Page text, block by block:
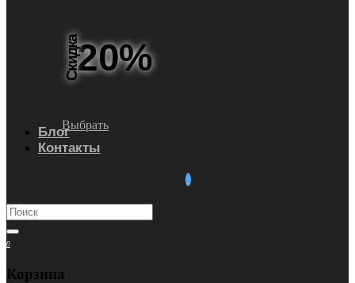
Скидка20%
Выбрать
Блог
Контакты
0
Корзина